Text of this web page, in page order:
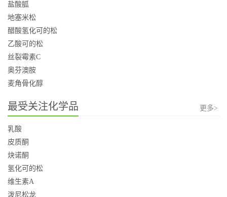
盐酸胍
地塞米松
醋酸氢化可的松
乙酸可的松
丝裂霉素C
奥芬澳胺
麦角骨化醇
最受关注化学品 更多>
乳酸
皮质酮
炔诺酮
氢化可的松
维生素A
泼尼松龙